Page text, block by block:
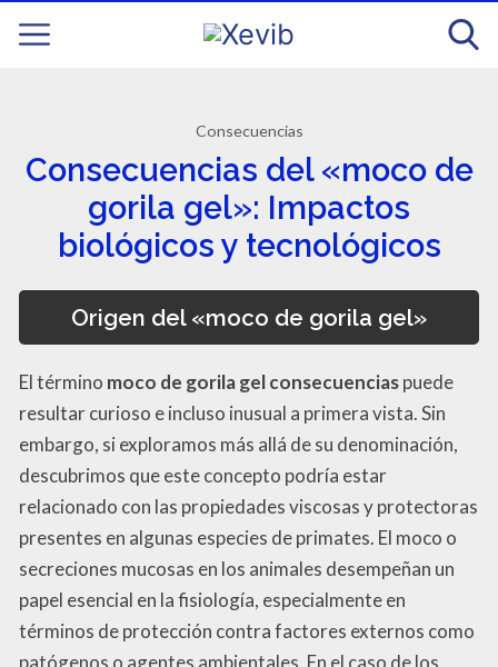
Consecuencias
Consecuencias del «moco de
gorila gel»: Impactos
biológicos y tecnológicos
Origen del «moco de gorila gel»
El término moco de gorila gel consecuenciaspuede
resultar curioso e incluso inusual a primera vista. Sin
embargo, si exploramos más allá de su denominación,
descubrimos que este concepto podría estar
relacionado con las propiedades viscosas y protectoras
presentes en algunas especies de primates. El moco o
secreciones mucosas en los animales desempeñan un
papel esencial en la fisiología, especialmente en
términos de protección contra factores externos como
patógenos o agentes ambientales. En el caso de los